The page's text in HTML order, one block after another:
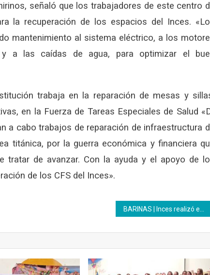
señaló que los trabajadores de este centro
la recuperación de los espacios del Inces.
mantenimiento al sistema eléctrico, a los
a las caídas de agua, para optimizar el
trabaja en la reparación de mesas y
en la Fuerza de Tareas Especiales de Salud
a cabo trabajos de reparación de infraestructura
titánica, por la guerra económica y financiera
tratar de avanzar. Con la ayuda y el apoyo de
de los CFS del Inces».
BARINAS | Inces realizó entrega de constancias a promotoras de parto humanizado